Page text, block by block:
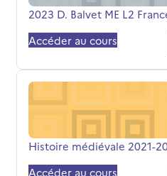
Nom du cours
2023 D. Balvet ME L2
Accéder au cours
Histoire médiévale 2021-
Nom du cours
Histoire médiévale 2021-
Accéder au cours